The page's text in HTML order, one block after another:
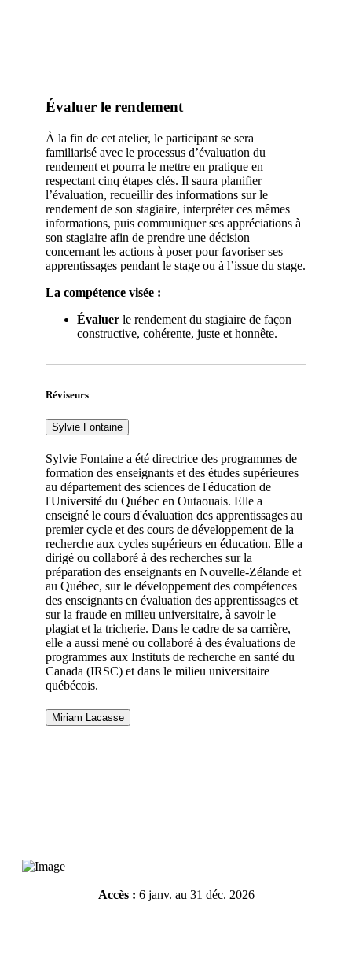
Évaluer le rendement
À la fin de cet atelier, le participant se sera
familiarisé avec le processus d’évaluation du
rendement et pourra le mettre en pratique en
respectant cinq étapes clés. Il saura planifier
l’évaluation, recueillir des informations sur le
rendement de son stagiaire, interpréter ces mêmes
informations, puis communiquer ses appréciations à
son stagiaire afin de prendre une décision
concernant les actions à poser pour favoriser ses
apprentissages pendant le stage ou à l’issue du stage.
La compétence visée :
Évaluer le rendement du stagiaire de façon
constructive, cohérente, juste et honnête.
Réviseurs
Sylvie Fontaine
Sylvie Fontaine a été directrice des programmes de
formation des enseignants et des études supérieures
au département des sciences de l'éducation de
l'Université du Québec en Outaouais. Elle a
enseigné le cours d'évaluation des apprentissages au
premier cycle et des cours de développement de la
recherche aux cycles supérieurs en éducation. Elle a
dirigé ou collaboré à des recherches sur la
préparation des enseignants en Nouvelle-Zélande et
au Québec, sur le développement des compétences
des enseignants en évaluation des apprentissages et
sur la fraude en milieu universitaire, à savoir le
plagiat et la tricherie. Dans le cadre de sa carrière,
elle a aussi mené ou collaboré à des évaluations de
programmes aux Instituts de recherche en santé du
Canada (IRSC) et dans le milieu universitaire
québécois.
Miriam Lacasse
Accès : 6 janv. au 31 déc. 2026